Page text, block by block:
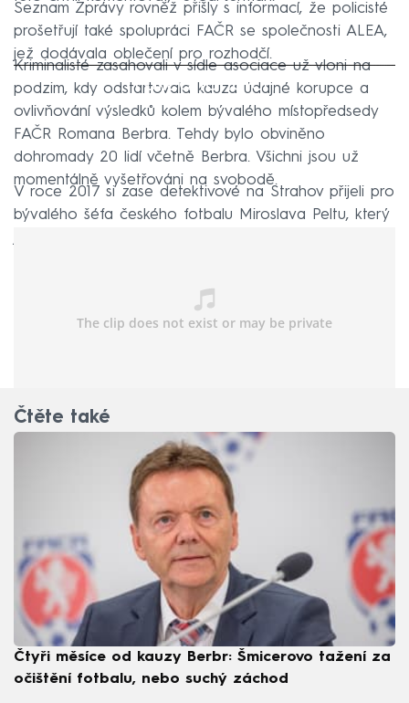
Seznam Zprávy rovněž přišly s informací, že policisté
prošetřují také spolupráci FAČR se společnosti ALEA,
jež dodávala oblečení pro rozhodčí.
Failed to fetch
Kriminalisté zasahovali v sídle asociace už vloni na
podzim, kdy odstartovala kauza údajné korupce a
ovlivňování výsledků kolem bývalého místopředsedy
FAČR Romana Berbra. Tehdy bylo obviněno
dohromady 20 lidí včetně Berbra. Všichni jsou už
momentálně vyšetřováni na svobodě.
V roce 2017 si zase detektivové na Strahov přijeli pro
bývalého šéfa českého fotbalu Miroslava Peltu, který
Čtěte také
Čtyři měsíce od kauzy Berbr: Šmicerovo tažení za
očištění fotbalu, nebo suchý záchod